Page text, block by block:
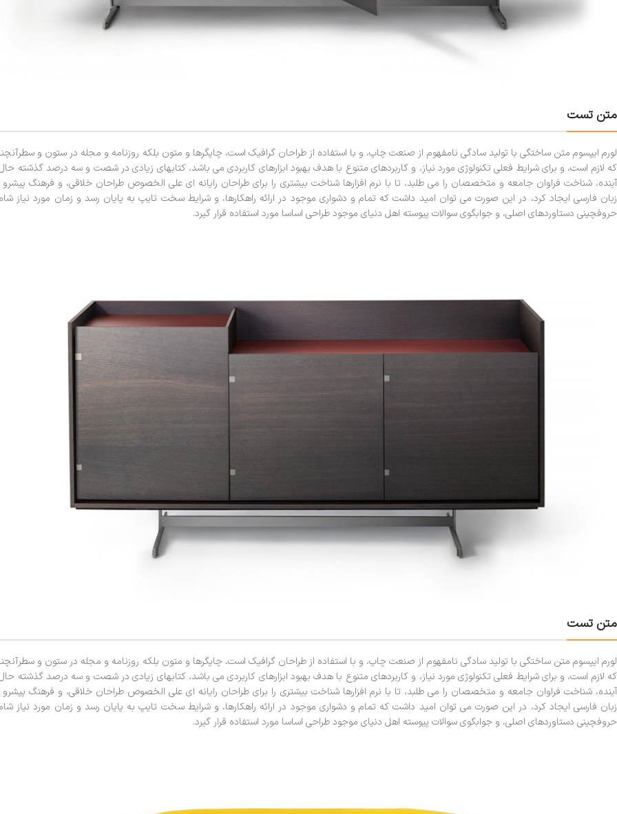
متن تست
لورم ایپسوم متن ساختگی با تولید سادگی نامفهوم از صنعت چاپ، و با استفاده از طراحان گرافیک است، چاپگرها و متون بلکه روزنامه و مجله در ستون و
که لازم است، و برای شرایط فعلی تکنولوژی مورد نیاز، و کاربردهای متنوع با هدف بهبود ابزارهای کاربردی می باشد، کتابهای زیادی در شصت و سه درصد گذشته
آینده، شناخت فراوان جامعه و متخصصان را می طلبد، تا با نرم افزارها شناخت بیشتری را برای طراحان رایانه ای علی الخصوص طراحان خلاقی، و فرهنگ پیشرو
زبان فارسی ایجاد کرد، در این صورت می توان امید داشت که تمام و دشواری موجود در ارائه راهکارها، و شرایط سخت تایپ به پایان رسد و زمان مورد نیاز
حروفچینی دستاوردهای اصلی، و جوابگوی سوالات پیوسته اهل دنیای موجود طراحی اساسا مورد استفاده قرار گیرد.
متن تست
لورم ایپسوم متن ساختگی با تولید سادگی نامفهوم از صنعت چاپ، و با استفاده از طراحان گرافیک است، چاپگرها و متون بلکه روزنامه و مجله در ستون و
که لازم است، و برای شرایط فعلی تکنولوژی مورد نیاز، و کاربردهای متنوع با هدف بهبود ابزارهای کاربردی می باشد، کتابهای زیادی در شصت و سه درصد گذشته
آینده، شناخت فراوان جامعه و متخصصان را می طلبد، تا با نرم افزارها شناخت بیشتری را برای طراحان رایانه ای علی الخصوص طراحان خلاقی، و فرهنگ پیشرو
زبان فارسی ایجاد کرد، در این صورت می توان امید داشت که تمام و دشواری موجود در ارائه راهکارها، و شرایط سخت تایپ به پایان رسد و زمان مورد نیاز
حروفچینی دستاوردهای اصلی، و جوابگوی سوالات پیوسته اهل دنیای موجود طراحی اساسا مورد استفاده قرار گیرد.